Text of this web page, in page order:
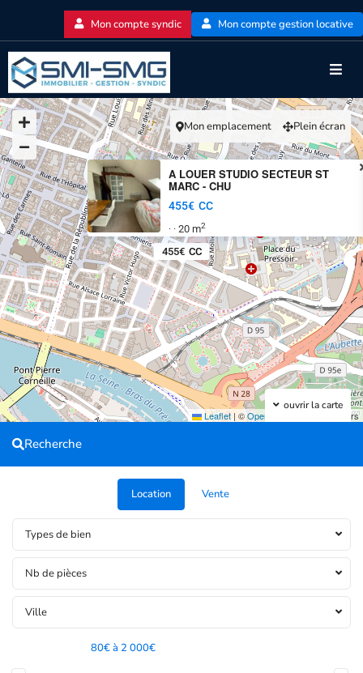
Mon compte syndic Mon compte gestion locative
455€ CC
A LOUER STUDIO SECTEUR ST
MARC - CHU
455€ CC
· · 20 m2
Leaflet | ©OpenStreetMap contributors
ouvrir la carte
Mon emplacement Plein écran
Recherche
Location Vente
Types de bien
Nb de pièces
Ville
80€ à 2 000€